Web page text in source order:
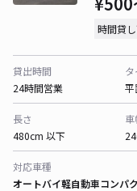
時間貸
貸出時間
24時間営業
平
長さ
480cm 以下
対応車種
オートバイ軽自動車コンパ